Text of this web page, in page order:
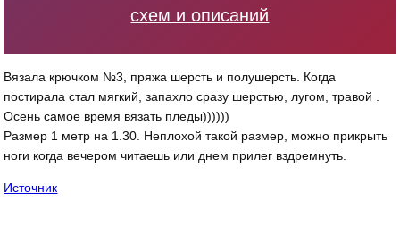
схем и описаний
Вязала крючком №3, пряжа шерсть и полушерсть. Когда
постирала стал мягкий, запахло сразу шерстью, лугом, травой .
Осень самое время вязать пледы))))))
Размер 1 метр на 1.30. Неплохой такой размер, можно прикрыть
ноги когда вечером читаешь или днем прилег вздремнуть.
Источник